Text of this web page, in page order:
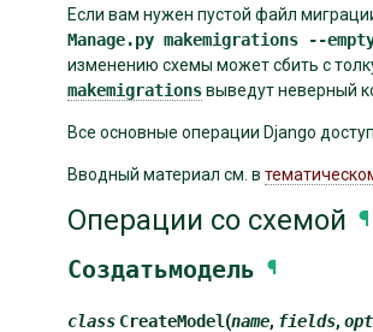
Если вам нужен пустой файл
Manage.py makemigrations --
изменению схемы может сбить с
makemigrationsвыведут неверный
Все основные операции Django
Вводный материал см. в
Операции со схемой ¶
Создатьмодель ¶
class CreateModel(name, fields,